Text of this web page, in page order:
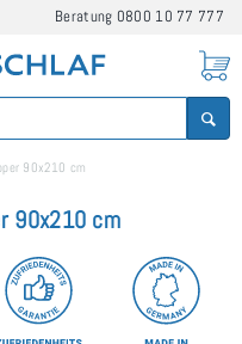
Beratung 0800 10 77 777
90x210 cm
90x210 cm